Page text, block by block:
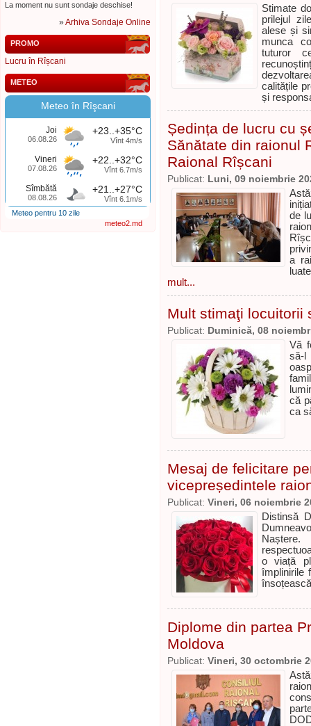
La moment nu sunt sondaje deschise!
»Arhiva Sondaje Online
PROMO
Lucru în Rîșcani
METEO
Meteo în Rîşcani
Joi
06.08.26
+23..+35°C
Vînt 4m/s
Vineri
07.08.26
+22..+32°C
Vînt 6.7m/s
Sîmbătă
08.08.26
+21..+27°C
Vînt 6.1m/s
Meteo pentru 10 zile
meteo2.md
Stimate
prilejul
alese și
munca
tuturor
calitățile
și
Ședința de lucru cu
Sănătate din raionul
Raional Rîșcani
Publicat: Luni, 09 noiembrie
de
a
mult...
Mult stimaţi locuitorii
Publicat: Duminică, 08
Vă
să-l
că
ca
Mesaj de felicitare
vicepreședintele
Publicat: Vineri, 06 noiembrie
Distinsă
o viață
împlinirile
Diplome din partea
Moldova
Publicat: Vineri, 30 octombrie